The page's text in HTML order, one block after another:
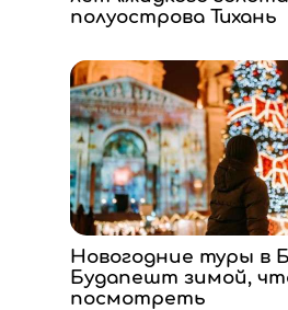
полуострова Тихань
Новогодние туры в
Будапешт зимой,
посмотреть